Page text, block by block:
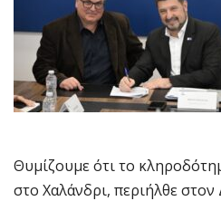
Θυμίζουμε ότι το
στο Χαλάνδρι, περιήλθε